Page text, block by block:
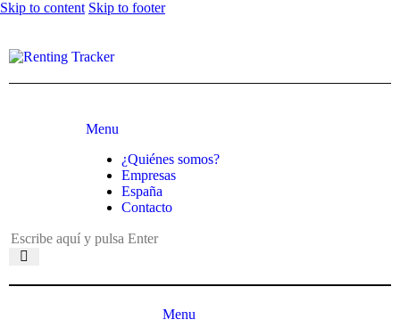
Skip to content Skip to footer
Menu
¿Quiénes somos?
Empresas
España
Contacto
Menu